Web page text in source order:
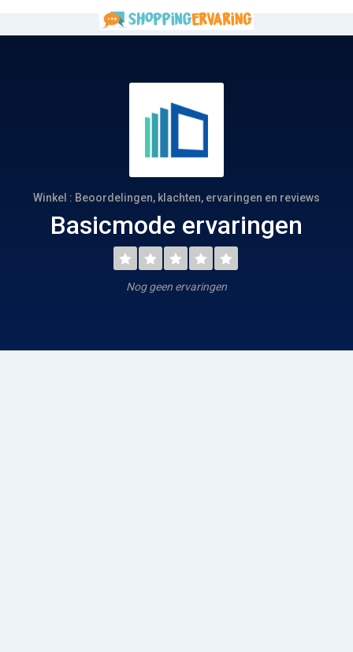
Winkel : Beoordelingen, klachten, ervaringen en reviews
Basicmode ervaringen
Nog geen ervaringen